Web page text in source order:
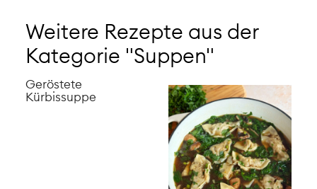
Weitere Rezepte aus der
Kategorie "Suppen"
Geröstete
Kürbissuppe